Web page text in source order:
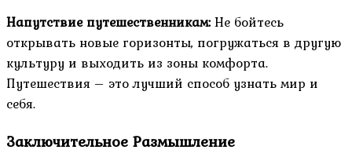
Напутствие путешественникам:Не бойтесь
открывать новые горизонты, погружаться в другую
культуру и выходить из зоны комфорта.
Путешествия – это лучший способ узнать мир и
себя.
Заключительное Размышление